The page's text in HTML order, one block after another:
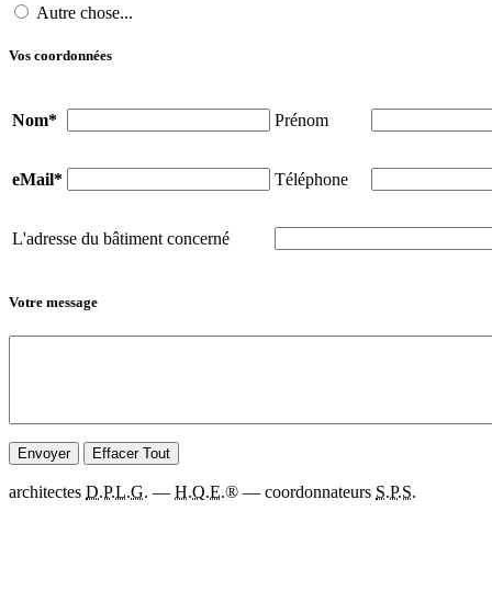
Autre chose...
Vos coordonnées
Nom* Prénom
eMail* Téléphone
L'adresse du bâtiment concerné
Votre message
architectes D.P.L.G. — H.Q.E.® — coordonnateurs S.P.S.